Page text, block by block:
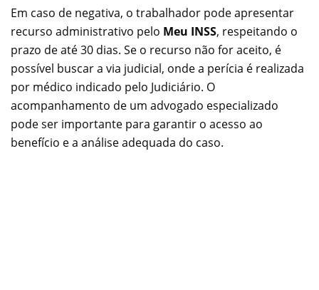
Em caso de negativa, o trabalhador pode apresentar
recurso administrativo pelo Meu INSS, respeitando o
prazo de até 30 dias. Se o recurso não for aceito, é
possível buscar a via judicial, onde a perícia é realizada
por médico indicado pelo Judiciário. O
acompanhamento de um advogado especializado
pode ser importante para garantir o acesso ao
benefício e a análise adequada do caso.